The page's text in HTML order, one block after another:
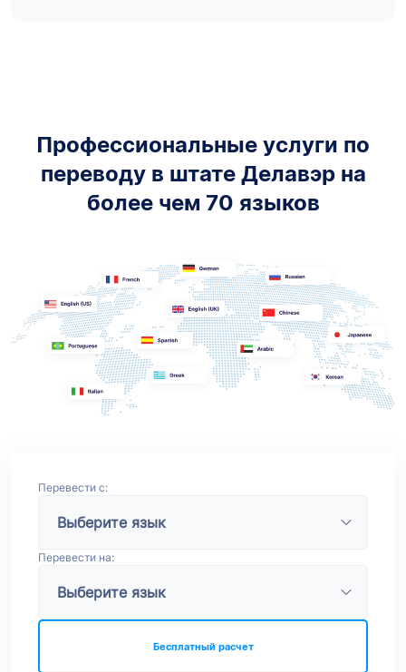
Профессиональные услуги по
переводу в штате Делавэр на
более чем 70 языков
Перевести с:
Перевести на:
Бесплатный расчет